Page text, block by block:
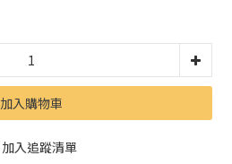
加入購物車
加入追蹤清單